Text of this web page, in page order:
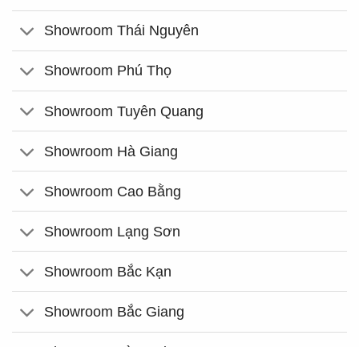
Showroom Thái Nguyên
Showroom Phú Thọ
Showroom Tuyên Quang
Showroom Hà Giang
Showroom Cao Bằng
Showroom Lạng Sơn
Showroom Bắc Kạn
Showroom Bắc Giang